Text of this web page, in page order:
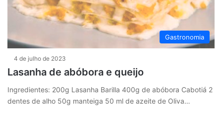
Gastronomia
4 de julho de 2023
Lasanha de abóbora e queijo
Ingredientes: 200g Lasanha Barilla 400g de abóbora Cabotiá 2
dentes de alho 50g manteiga 50 ml de azeite de Oliva…